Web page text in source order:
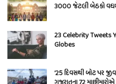
3000 જેટલી બેઠકો
23 Celebrity Tweets
Globes
’25 દિવસથી બોટ પર